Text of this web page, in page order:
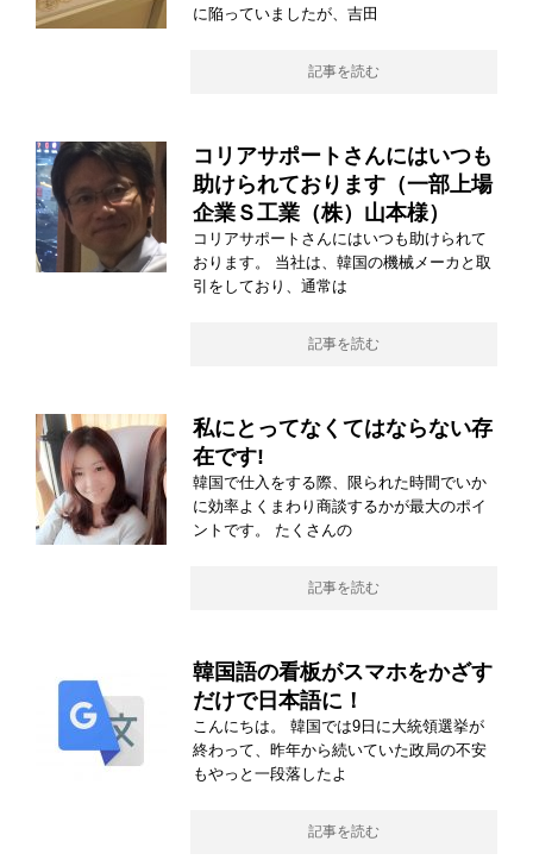
に陥っていましたが、吉田
記事を読む
コリアサポートさんにはいつも
助けられております（一部上場
企業Ｓ工業（株）山本様）
コリアサポートさんにはいつも助けられて
おります。 当社は、韓国の機械メーカと取
引をしており、通常は
記事を読む
私にとってなくてはならない存
在です!
韓国で仕入をする際、限られた時間でいか
に効率よくまわり商談するかが最大のポイ
ントです。 たくさんの
記事を読む
韓国語の看板がスマホをかざす
だけで日本語に！
こんにちは。 韓国では9日に大統領選挙が
終わって、昨年から続いていた政局の不安
もやっと一段落したよ
記事を読む